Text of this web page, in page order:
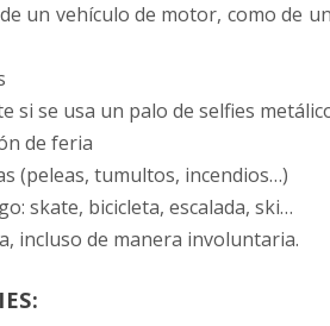
un vehículo de motor, como de
si se usa un palo de selfies
de feria
(peleas, tumultos, incendios…)
skate, bicicleta, escalada, ski…
incluso de manera involuntaria.